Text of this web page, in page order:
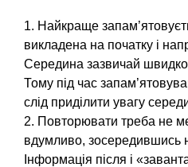
1. Найкраще
викладена на початку і
Середина зазвичай швидко
Тому під час
слід приділити ува­гу
2. Повторювати треба не
вдумливо, зосередив­шись
Інформація після і